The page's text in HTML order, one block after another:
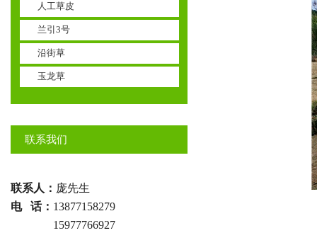
人工草皮
兰引3号
沿街草
玉龙草
联系我们
联系人： 庞先生
电 话： 13877158279
15977766927